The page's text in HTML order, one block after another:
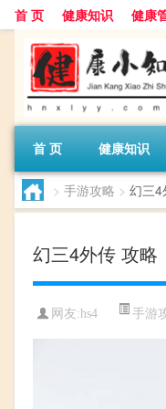
首 页 健康知识 健康
首 页 健康知识
> 手游攻略 > 幻三4
幻三4外传 攻略
网友:hs4 手游